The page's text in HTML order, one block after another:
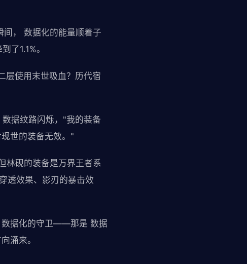
， 数据化的能量顺着子
了1.1%。
层使用末世吸血？历代宿
据纹路闪烁，"我的装备
世的装备无效。"
林砚的装备是万界王者系
透效果、影刃的暴击效
数据化的守卫——那是 数据
涌来。